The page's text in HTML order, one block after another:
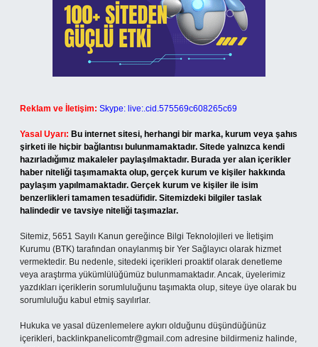
Reklam ve İletişim: Skype: live:.cid.575569c608265c69
Yasal Uyarı: Bu internet sitesi, herhangi bir marka, kurum veya şahıs
şirketi ile hiçbir bağlantısı bulunmamaktadır. Sitede yalnızca kendi
hazırladığımız makaleler paylaşılmaktadır. Burada yer alan içerikler
haber niteliği taşımamakta olup, gerçek kurum ve kişiler hakkında
paylaşım yapılmamaktadır. Gerçek kurum ve kişiler ile isim
benzerlikleri tamamen tesadüfidir. Sitemizdeki bilgiler taslak
halindedir ve tavsiye niteliği taşımazlar.
Sitemiz, 5651 Sayılı Kanun gereğince Bilgi Teknolojileri ve İletişim
Kurumu (BTK) tarafından onaylanmış bir Yer Sağlayıcı olarak hizmet
vermektedir. Bu nedenle, sitedeki içerikleri proaktif olarak denetleme
veya araştırma yükümlülüğümüz bulunmamaktadır. Ancak, üyelerimiz
yazdıkları içeriklerin sorumluluğunu taşımakta olup, siteye üye olarak bu
sorumluluğu kabul etmiş sayılırlar.
Hukuka ve yasal düzenlemelere aykırı olduğunu düşündüğünüz
içerikleri, backlinkpanelicomtr@gmail.com adresine bildirmeniz halinde,